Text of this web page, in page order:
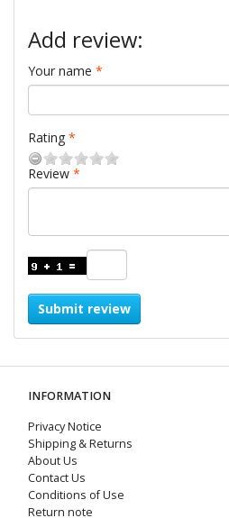
Add review:
Your name
Rating
Review
Submit review
INFORMATION
Privacy Notice
Shipping & Returns
About Us
Contact Us
Conditions of Use
Return note